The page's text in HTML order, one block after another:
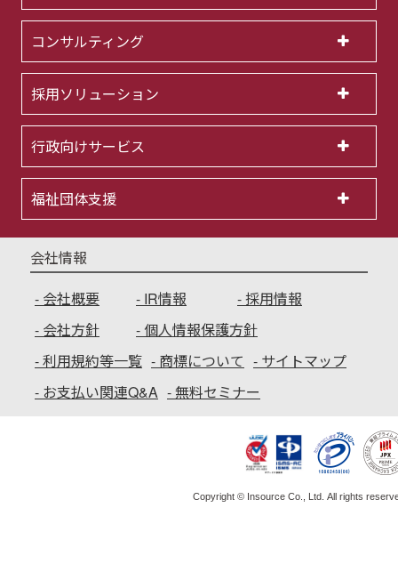
コンサルティング
採用ソリューション
行政向けサービス
福祉団体支援
会社情報
会社概要
IR情報
採用情報
会社方針
個人情報保護方針
利用規約等一覧
商標について
サイトマップ
お支払い関連Q&A
無料セミナー
Copyright © Insource Co., Ltd. All rights